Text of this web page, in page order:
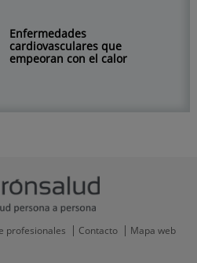
Enfermedades
cardiovasculares que
empeoran con el calor
profesionales Contacto Mapa web